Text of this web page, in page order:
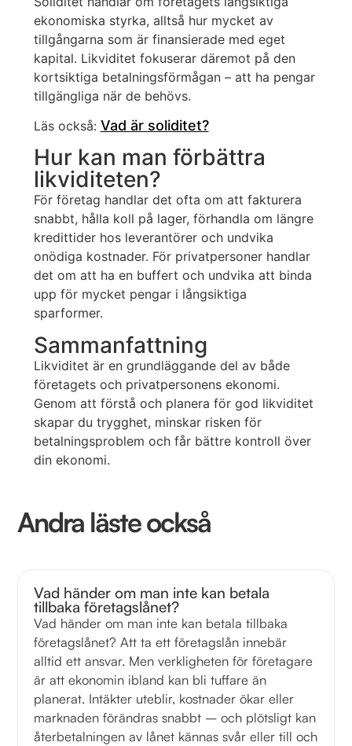
ekonomiska styrka, alltså hur mycket av
tillgångarna som är finansierade med eget
kapital. Likviditet fokuserar däremot på den
kortsiktiga betalningsförmågan – att ha pengar
tillgängliga när de behövs.
Läs också: Vad är soliditet?
Hur kan man förbättra
likviditeten?
För företag handlar det ofta om att fakturera
snabbt, hålla koll på lager, förhandla om längre
kredittider hos leverantörer och undvika
onödiga kostnader. För privatpersoner handlar
det om att ha en buffert och undvika att binda
upp för mycket pengar i långsiktiga
sparformer.
Sammanfattning
Likviditet är en grundläggande del av både
företagets och privatpersonens ekonomi.
Genom att förstå och planera för god likviditet
skapar du trygghet, minskar risken för
betalningsproblem och får bättre kontroll över
din ekonomi.
Andra läste också
Vad händer om man inte kan betala
tillbaka företagslånet?
Vad händer om man inte kan betala tillbaka
företagslånet? Att ta ett företagslån innebär
alltid ett ansvar. Men verkligheten för företagare
är att ekonomin ibland kan bli tuffare än
planerat. Intäkter uteblir, kostnader ökar eller
marknaden förändras snabbt – och plötsligt kan
återbetalningen av lånet kännas svår eller till och